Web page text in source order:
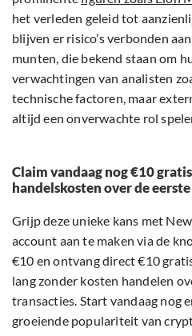
het verleden geleid tot
blijven er risico’s verbonden
munten, die bekend staan om
verwachtingen van analisten
technische factoren, maar
altijd een onverwachte rol
Claim vandaag nog €10
handelskosten over de
Grijp deze unieke kans met
account aan te maken via de
€10 en ontvang direct €10
lang zonder kosten handelen
transacties. Start vandaag nog
groeiende populariteit van